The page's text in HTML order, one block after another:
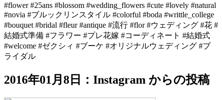
#flower #25ans #blossom #wedding_flowers #cute #lovely #natural
#novia #ブルックリンスタイル #colorful #boda #writtle_college
#bouquet #bridal #fleur #antique #流行 #flor #ウェディング #花 #
結婚式準備 #フラワー #プレ花嫁 #コーディネート #結婚式
#welcome #ゼクシィ #ブーケ #オリジナルウェディング #ブ
ライダル
2016年01月8日：Instagram からの投稿